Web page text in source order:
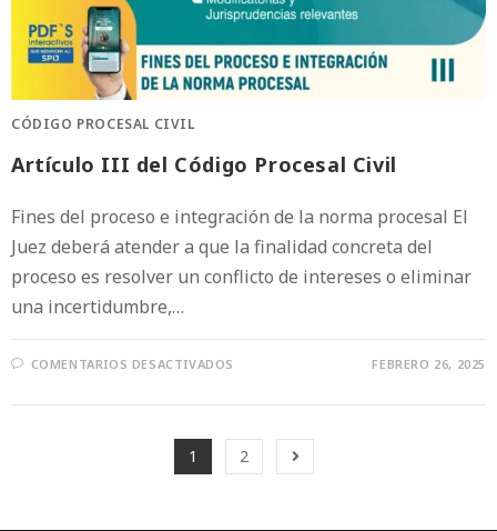
CÓDIGO PROCESAL CIVIL
Artículo III del Código Procesal Civil
Fines del proceso e integración de la norma procesal El
Juez deberá atender a que la finalidad concreta del
proceso es resolver un conflicto de intereses o eliminar
una incertidumbre,…
COMENTARIOS DESACTIVADOS FEBRERO 26, 2025
1 2